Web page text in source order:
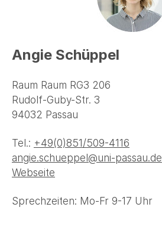
Angie Schüppel
Raum Raum RG3 206
Rudolf-Guby-Str. 3
94032 Passau
Tel.: +49(0)851/509-4116
angie.schueppel@uni-passau.de
Webseite
Sprechzeiten: Mo-Fr 9-17 Uhr